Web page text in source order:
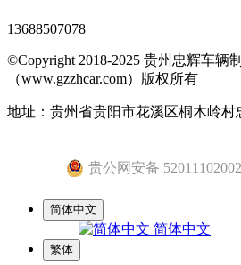
13688507078
©Copyright 2018-2025 贵州忠辉车辆
（www.gzzhcar.com）版权所有
地址：贵州省贵阳市花溪区桐木岭村
贵公网安备
简体中文
简体中文
繁体